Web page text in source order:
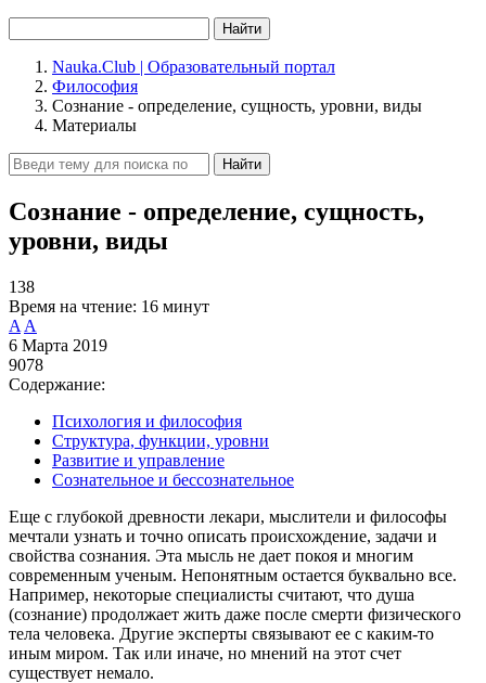
Найти
Nauka.Club | Образовательный портал
Философия
Сознание - определение, сущность, уровни, виды
Материалы
Найти
Сознание - определение, сущность,
уровни, виды
138
Время на чтение: 16 минут
A A
6 Марта 2019
9078
Содержание:
Психология и философия
Структура, функции, уровни
Развитие и управление
Сознательное и бессознательное
Еще с глубокой древности лекари, мыслители и философы
мечтали узнать и точно описать происхождение, задачи и
свойства сознания. Эта мысль не дает покоя и многим
современным ученым. Непонятным остается буквально все.
Например, некоторые специалисты считают, что душа
(сознание) продолжает жить даже после смерти физического
тела человека. Другие эксперты связывают ее с каким-то
иным миром. Так или иначе, но мнений на этот счет
существует немало.